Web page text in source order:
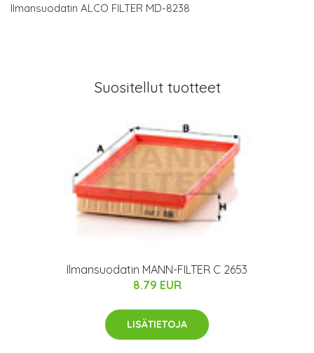
Ilmansuodatin ALCO FILTER MD-8238
Suositellut tuotteet
Ilmansuodatin MANN-FILTER C 2653
8.79 EUR
LISÄTIETOJA